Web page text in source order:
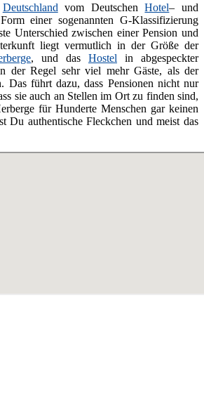
Deutschlandvom DeutschenHotel– und
einer sogenannten G-Klassifizierung
Unterschied zwischen einer Pension und
liegt vermutlich in der Größe der
, und das Hostel in abgespeckter
der Regel sehr viel mehr Gäste, als der
Das führt dazu, dass Pensionen nicht nur
sie auch an Stellen im Ort zu finden sind,
für Hunderte Menschen gar keinen
Du authentische Fleckchen und meist das